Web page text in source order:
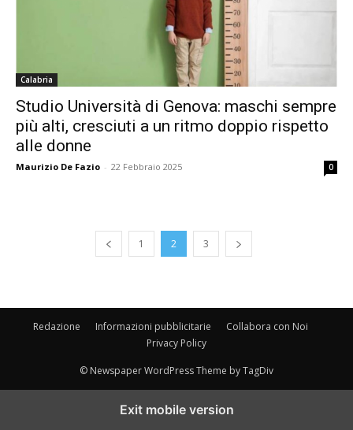
Calabria
Studio Università di Genova: maschi sempre
più alti, cresciuti a un ritmo doppio rispetto
alle donne
Maurizio De Fazio - 22 Febbraio 2025 0
1 2 3
Redazione Informazioni pubblicitarie
Collabora con Noi
Privacy Policy
© Newspaper WordPress Theme by TagDiv
Exit mobile version